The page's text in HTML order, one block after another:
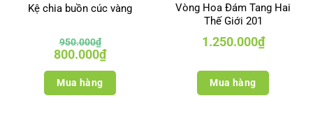
Kệ chia buồn cúc vàng
950.000₫
Giá
gốc
là:
950.000₫.
800.000₫Giá
hiện
tại
Mua hàng
Vòng Hoa Đám Tang Hai
Thế Giới 201
1.250.000₫
Mua hàng